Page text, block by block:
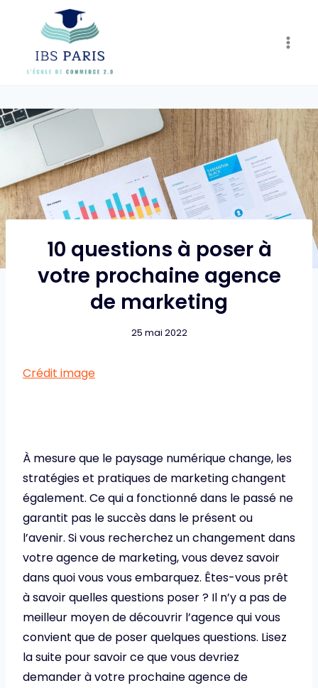
content
10 questions à poser à
votre prochaine agence
de marketing
25 mai 2022
Crédit image
À mesure que le paysage numérique change, les
stratégies et pratiques de marketing changent
également. Ce qui a fonctionné dans le passé ne
garantit pas le succès dans le présent ou
l’avenir. Si vous recherchez un changement dans
votre agence de marketing, vous devez savoir
dans quoi vous vous embarquez. Êtes-vous prêt
à savoir quelles questions poser ? Il n’y a pas de
meilleur moyen de découvrir l’agence qui vous
convient que de poser quelques questions. Lisez
la suite pour savoir ce que vous devriez
demander à votre prochaine agence de